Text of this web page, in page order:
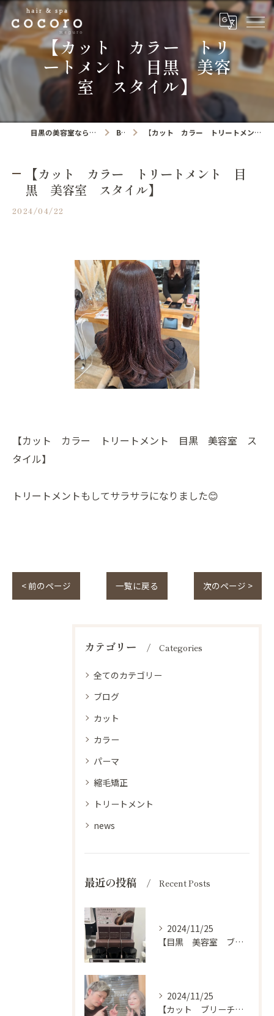
【カット カラー トリ
ートメント 目黒 美容
室 スタイル】
目黒の美容室ならhair&spa cocoro Blog 【カット カラー トリートメント 目黒 美容室 スタイル】
【カット カラー トリートメント 目
黒 美容室 スタイル】
2024/04/22
【カット カラー トリートメント 目黒 美容室 ス
タイル】
トリートメントもしてサラサラになりました😊
< 前のページ 一覧に戻る 次のページ >
カテゴリー Categories
全てのカテゴリー
ブログ
カット
カラー
パーマ
縮毛矯正
トリートメント
news
最近の投稿 Recent Posts
2024/11/25
【目黒 美容室 ブログ】
2024/11/25
【カット ブリーチ カラー トリートメント 目黒 美容室】